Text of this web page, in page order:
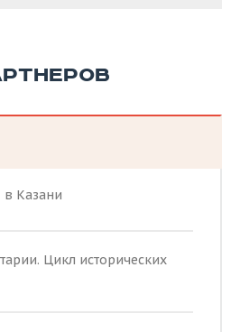
Казани
Цикл исторических